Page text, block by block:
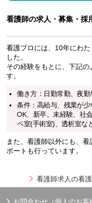
看護師の求人・募集・採
看護プロには、10年にわ
した。
その経験をもとに、下記
す。
働き方：日勤常勤、夜
条件：高給与、残業が
OK、新卒、未経験、社
ペ室(手術室)、透析室な
また、看護師以外にも、
ポートも行っています。
看護師求人の看